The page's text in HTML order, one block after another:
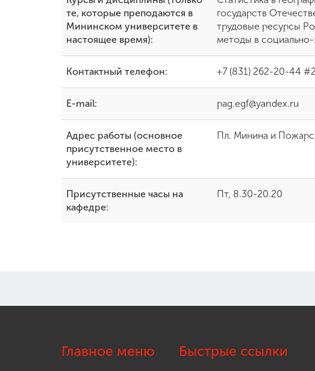
те, которые преподаются в
Мининском университете в
настоящее время):
государств
трудовые ресурсы
методы в
Контактный телефон: +7 (831) 262-20-44
E-mail: pag.egf@yandex.ru
Адрес работы (основное
присутственное место в
университете):
Пл. Минина и
Присутственные часы на
кафедре:
Пт, 8.30-20.20
Главное меню Быстрые ссылки